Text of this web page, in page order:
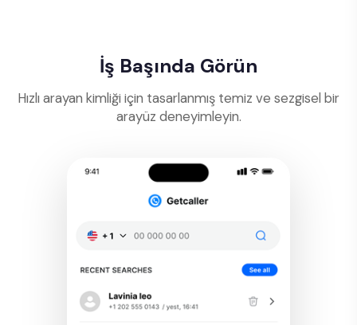
İş Başında Görün
Hızlı arayan kimliği için tasarlanmış temiz ve sezgisel bir
arayüz deneyimleyin.